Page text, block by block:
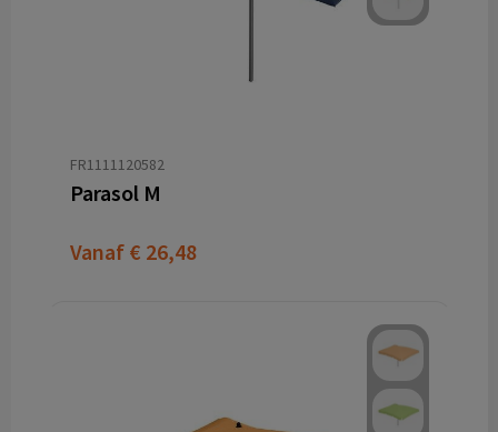
FR1111120582
Parasol M
Vanaf € 26,48